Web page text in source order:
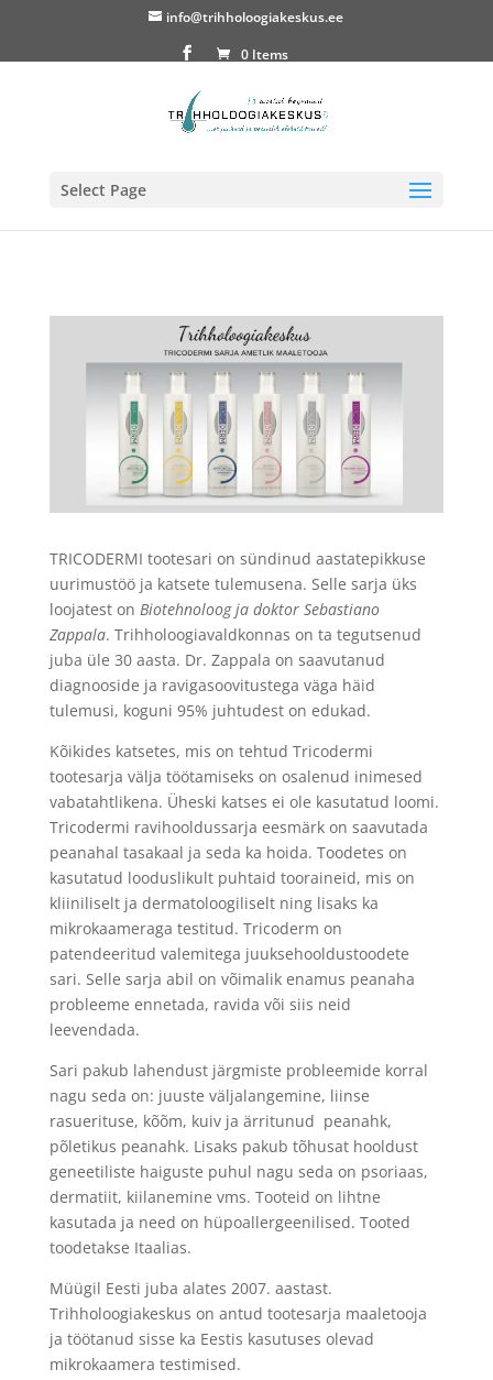
info@trihholoogiakeskus.ee
0 Items
Select Page
TRICODERMI tootesari on sündinud aastatepikkuse
uurimustöö ja katsete tulemusena. Selle sarja üks
loojatest on Biotehnoloog ja doktor Sebastiano
Zappala. Trihholoogiavaldkonnas on ta tegutsenud
juba üle 30 aasta. Dr. Zappala on saavutanud
diagnooside ja ravigasoovitustega väga häid
tulemusi, koguni 95% juhtudest on edukad.
Kõikides katsetes, mis on tehtud Tricodermi
tootesarja välja töötamiseks on osalenud inimesed
vabatahtlikena. Üheski katses ei ole kasutatud loomi.
Tricodermi ravihooldussarja eesmärk on saavutada
peanahal tasakaal ja seda ka hoida. Toodetes on
kasutatud looduslikult puhtaid tooraineid, mis on
kliiniliselt ja dermatoloogiliselt ning lisaks ka
mikrokaameraga testitud. Tricoderm on
patendeeritud valemitega juuksehooldustoodete
sari. Selle sarja abil on võimalik enamus peanaha
probleeme ennetada, ravida või siis neid
leevendada.
Sari pakub lahendust järgmiste probleemide korral
nagu seda on: juuste väljalangemine, liinse
rasuerituse, kõõm, kuiv ja ärritunud peanahk,
põletikus peanahk. Lisaks pakub tõhusat hooldust
geneetiliste haiguste puhul nagu seda on psoriaas,
dermatiit, kiilanemine vms. Tooteid on lihtne
kasutada ja need on hüpoallergeenilised. Tooted
toodetakse Itaalias.
Müügil Eesti juba alates 2007. aastast.
Trihholoogiakeskus on antud tootesarja maaletooja
ja töötanud sisse ka Eestis kasutuses olevad
mikrokaamera testimised.